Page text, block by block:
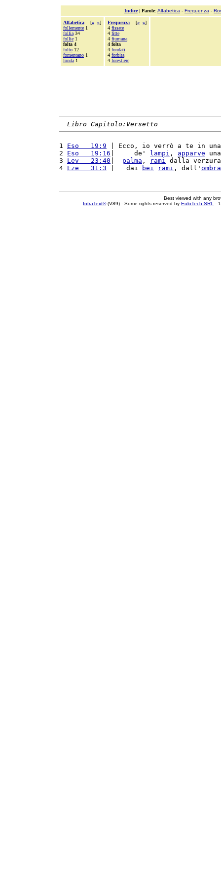
Indice| Parole: Alfabetica - Frequenza -
Alfabetica [« »]
follemente 1
follia 34
follie 1
folta 4
folto 12
fomentano 1
fonda 1
Frequenza [« »]
4 fissate
4 fitte
4 fiumana
4 folta
4 fondati
4 forbita
4 forestiere
Libro Capitolo:Versetto
1 Eso   19:9 | Ecco, io verrò a te in
2 Eso   19:16 |     de' lampi , apparve
3 Lev   23:40 palma , rami dalla
4 Eze   31:3 |   dai bei rami , dall' ombra
Best viewed with any
IntraText®(V89) - Some rights reserved by EuloTech SRL -